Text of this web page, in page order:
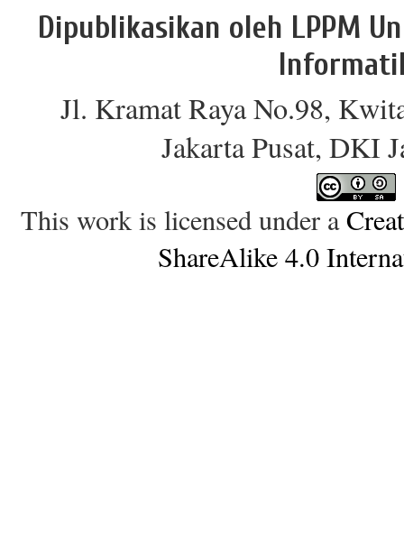
Dipublikasikan oleh LPPM
Jl. Kramat Raya No.98,
Jakarta Pusat, DKI
This work is licensed under a
ShareAlike 4.0